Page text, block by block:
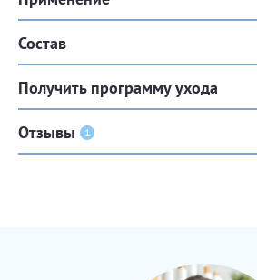
Состав
Получить программу ухода
Отзывы 1